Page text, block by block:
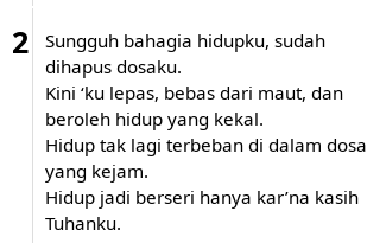
2
Sungguh bahagia hidupku, sudah
dihapus dosaku.
Kini ‘ku lepas, bebas dari maut, dan
beroleh hidup yang kekal.
Hidup tak lagi terbeban di dalam dosa
yang kejam.
Hidup jadi berseri hanya kar’na kasih
Tuhanku.